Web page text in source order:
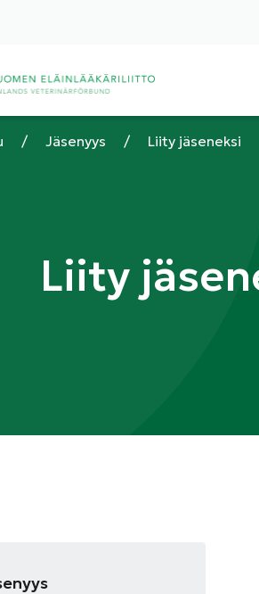
/ Jäsenyys / Liity jäseneksi
Liity